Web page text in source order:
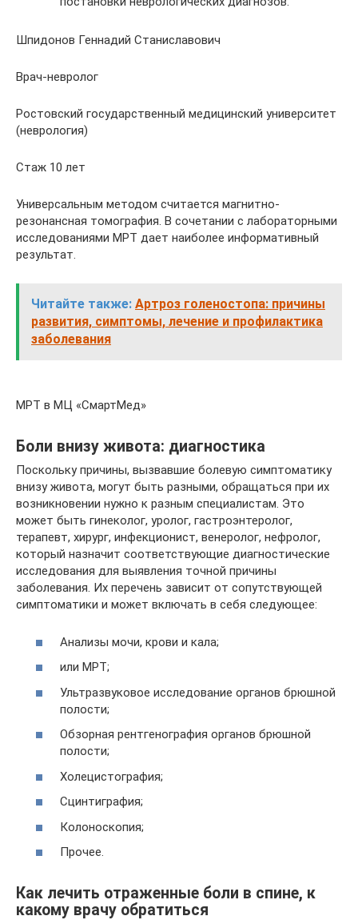
Шпидонов Геннадий Станиславович
Врач-невролог
Ростовский государственный медицинский университет
(неврология)
Стаж 10 лет
Универсальным методом считается магнитно-
резонансная томография. В сочетании с лабораторными
исследованиями МРТ дает наиболее информативный
результат.
Читайте также: Артроз голеностопа: причины
развития, симптомы, лечение и профилактика
заболевания
МРТ в МЦ «СмартМед»
Боли внизу живота: диагностика
Поскольку причины, вызвавшие болевую симптоматику
внизу живота, могут быть разными, обращаться при их
возникновении нужно к разным специалистам. Это
может быть гинеколог, уролог, гастроэнтеролог,
терапевт, хирург, инфекционист, венеролог, нефролог,
который назначит соответствующие диагностические
исследования для выявления точной причины
заболевания. Их перечень зависит от сопутствующей
симптоматики и может включать в себя следующее:
Анализы мочи, крови и кала;
или МРТ;
Ультразвуковое исследование органов брюшной
полости;
Обзорная рентгенография органов брюшной
полости;
Холецистография;
Сцинтиграфия;
Колоноскопия;
Прочее.
Как лечить отраженные боли в спине, к
какому врачу обратиться